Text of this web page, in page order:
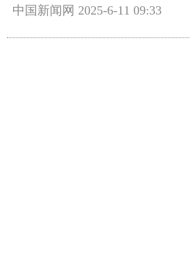
中国新闻网 2025-6-11 09:33